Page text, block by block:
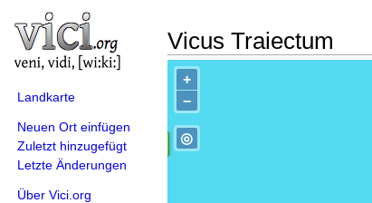
Landkarte
Neuen Ort einfügen
Zuletzt hinzugefügt
Letzte Änderungen
Über Vici.org
Vicus Traiectum
+
−
◎